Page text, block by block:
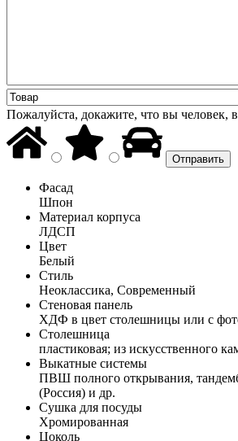
Пожалуйста, докажите, что вы человек,
Фасад
Шпон
Материал корпуса
ЛДСП
Цвет
Белый
Стиль
Неоклассика, Современный
Стеновая панель
ХДФ в цвет столешницы или с
Столешница
пластиковая; из искусственного
Выкатные системы
ПВШ полного открывания,
(Россия) и др.
Сушка для посуды
Хромированная
Цоколь